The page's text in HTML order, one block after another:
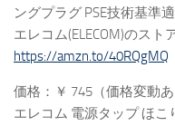
ングプラグ PSE技術基準
エレコム(ELECOM)のスト
https://amzn.to/40RQgMQ
価格：￥ 745（価格変動あ
エレコム 電源タップ ほこ